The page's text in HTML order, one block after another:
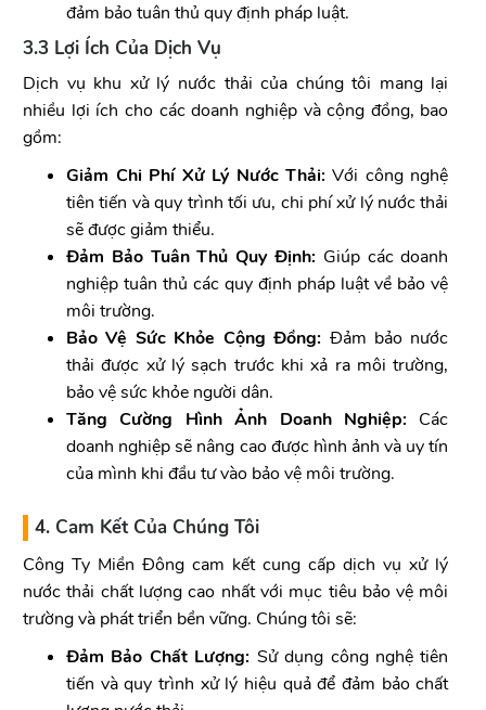
đảm bảo tuân thủ quy định pháp luật.
3.3 Lợi Ích Của Dịch Vụ
Dịch vụ khu xử lý nước thải của chúng tôi mang lại
nhiều lợi ích cho các doanh nghiệp và cộng đồng, bao
gồm:
Giảm Chi Phí Xử Lý Nước Thải: Với công nghệ
tiên tiến và quy trình tối ưu, chi phí xử lý nước thải
sẽ được giảm thiểu.
Đảm Bảo Tuân Thủ Quy Định: Giúp các doanh
nghiệp tuân thủ các quy định pháp luật về bảo vệ
môi trường.
Bảo Vệ Sức Khỏe Cộng Đồng: Đảm bảo nước
thải được xử lý sạch trước khi xả ra môi trường,
bảo vệ sức khỏe người dân.
Tăng Cường Hình Ảnh Doanh Nghiệp: Các
doanh nghiệp sẽ nâng cao được hình ảnh và uy tín
của mình khi đầu tư vào bảo vệ môi trường.
4. Cam Kết Của Chúng Tôi
Công Ty Miền Đông cam kết cung cấp dịch vụ xử lý
nước thải chất lượng cao nhất với mục tiêu bảo vệ môi
trường và phát triển bền vững. Chúng tôi sẽ:
Đảm Bảo Chất Lượng: Sử dụng công nghệ tiên
tiến và quy trình xử lý hiệu quả để đảm bảo chất